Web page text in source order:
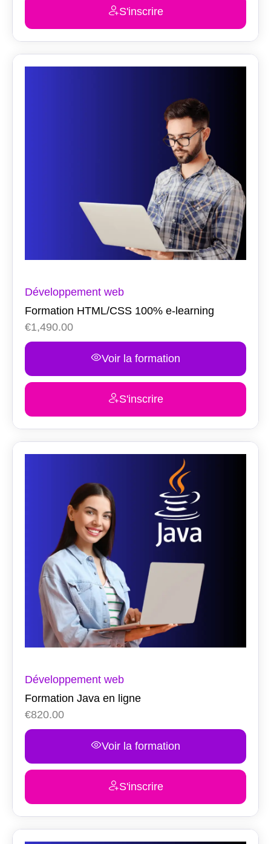
S'inscrire
Développement web
Formation HTML/CSS 100% e-learning
€1,490.00
Voir la formation
S'inscrire
Développement web
Formation Java en ligne
€820.00
Voir la formation
S'inscrire